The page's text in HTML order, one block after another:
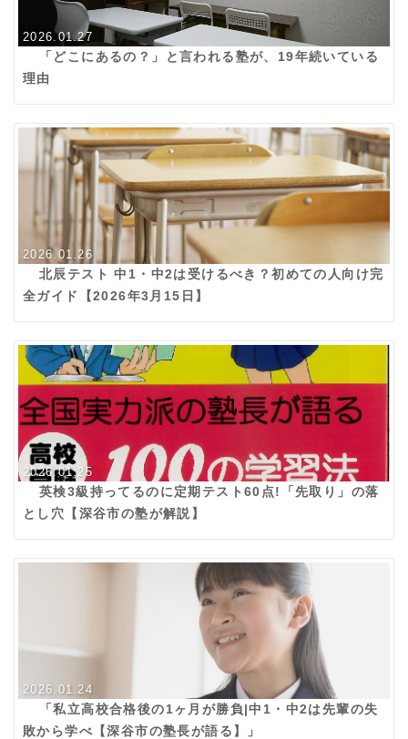
2026.01.27
「どこにあるの？」と言われる塾が、19年続いている
理由
2026.01.26
北辰テスト 中1・中2は受けるべき？初めての人向け完
全ガイド【2026年3月15日】
2026.01.25
英検3級持ってるのに定期テスト60点!「先取り」の落
とし穴【深谷市の塾が解説】
2026.01.24
「私立高校合格後の1ヶ月が勝負|中1・中2は先輩の失
敗から学べ【深谷市の塾長が語る】」